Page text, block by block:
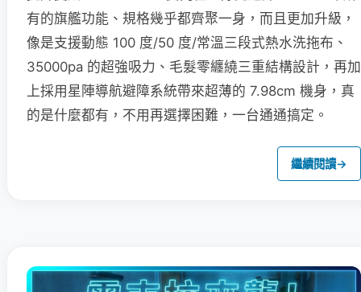
有的旗艦功能、規格幾乎都齊聚一身，而且更加升級，
像是支援動態 100 度/50 度/常溫三段式熱水洗拖布、
35000pa 的超強吸力、毛髮零纏繞三重結構設計，再加
上採用星陣導航避障系統帶來超薄的 7.98cm 機身，真
的是什麼都有，不用再選擇困難，一台通通搞定。
繼續閱讀→